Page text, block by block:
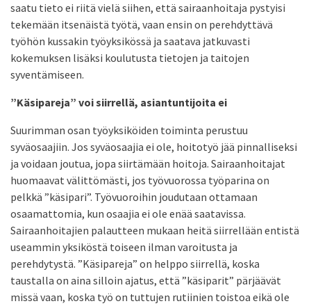
saatu tieto ei riitä vielä siihen, että sairaanhoitaja pystyisi
tekemään itsenäistä työtä, vaan ensin on perehdyttävä
työhön kussakin työyksikössä ja saatava jatkuvasti
kokemuksen lisäksi koulutusta tietojen ja taitojen
syventämiseen.
”Käsipareja” voi siirrellä, asiantuntijoita ei
Suurimman osan työyksiköiden toiminta perustuu
syväosaajiin. Jos syväosaajia ei ole, hoitotyö jää pinnalliseksi
ja voidaan joutua, jopa siirtämään hoitoja. Sairaanhoitajat
huomaavat välittömästi, jos työvuorossa työparina on
pelkkä ”käsipari”. Työvuoroihin joudutaan ottamaan
osaamattomia, kun osaajia ei ole enää saatavissa.
Sairaanhoitajien palautteen mukaan heitä siirrellään entistä
useammin yksiköstä toiseen ilman varoitusta ja
perehdytystä. ”Käsipareja” on helppo siirrellä, koska
taustalla on aina silloin ajatus, että ”käsiparit” pärjäävät
missä vaan, koska työ on tuttujen rutiinien toistoa eikä ole